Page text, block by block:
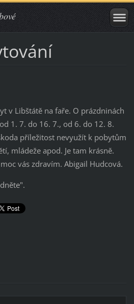
v Libštátě na faře. O prázdninách
1. 7. do 16. 7., od 6. do 12. 8.
příležitost nevyužít k pobytům
mládeže apod. Je tam krásně.
vás zdravím. Abigail Hudcová.